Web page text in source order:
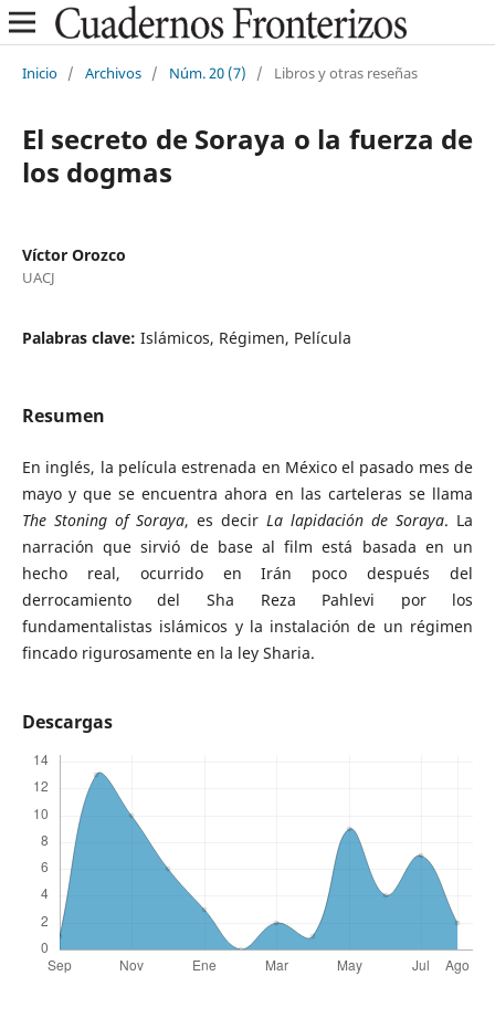
Inicio / Archivos / Núm. 20 (7) / Libros y otras reseñas
El secreto de Soraya o la fuerza de
los dogmas
Víctor Orozco
UACJ
Palabras clave: Islámicos, Régimen, Película
Resumen
En inglés, la película estrenada en México el pasado mes de
mayo y que se encuentra ahora en las carteleras se llama
The Stoning of Soraya, es decirLa lapidación de Soraya. La
narración que sirvió de base al film está basada en un
hecho real, ocurrido en Irán poco después del
derrocamiento del Sha Reza Pahlevi por los
fundamentalistas islámicos y la instalación de un régimen
fincado rigurosamente en la ley Sharia.
Descargas